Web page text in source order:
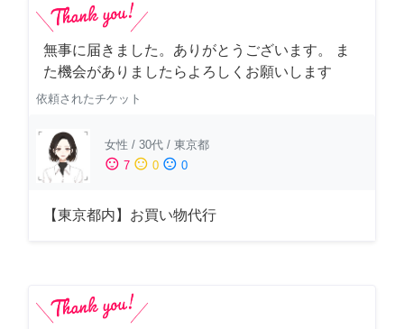
無事に届きました。ありがとうございます。 ま
た機会がありましたらよろしくお願いします
依頼されたチケット
女性 / 30代 / 東京都
sentiment_satisfied 7 sentiment_neutral 0 sentiment_dissatisfied 0
【東京都内】お買い物代行